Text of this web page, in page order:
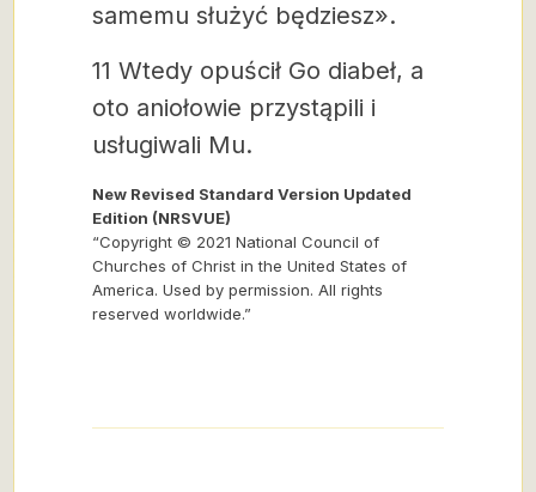
samemu służyć będziesz».
11 Wtedy opuścił Go diabeł, a
oto aniołowie przystąpili i
usługiwali Mu.
New Revised Standard Version Updated
Edition (NRSVUE)
“Copyright © 2021 National Council of
Churches of Christ in the United States of
America. Used by permission. All rights
reserved worldwide.”